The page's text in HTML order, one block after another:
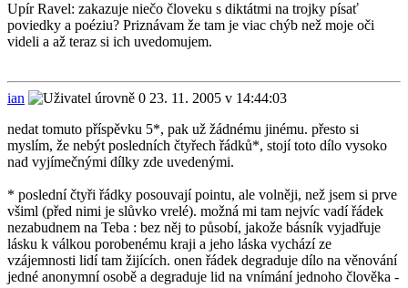
Upír Ravel: zakazuje niečo človeku s diktátmi na trojky písať
poviedky a poéziu? Priznávam že tam je viac chýb než moje oči
videli a až teraz si ich uvedomujem.
ian
23. 11. 2005 v 14:44:03
nedat tomuto příspěvku 5*, pak už žádnému jinému. přesto si
myslím, že nebýt posledních čtyřech řádků*, stojí toto dílo vysoko
nad vyjímečnými dílky zde uvedenými.
* poslední čtyři řádky posouvají pointu, ale volněji, než jsem si prve
všiml (před nimi je slůvko vrelé). možná mi tam nejvíc vadí řádek
nezabudnem na Teba : bez něj to působí, jakože básník vyjadřuje
lásku k válkou porobenému kraji a jeho láska vychází ze
vzájemnosti lidí tam žijících. onen řádek degraduje dílo na věnování
jedné anonymní osobě a degraduje lid na vnímání jednoho člověka -